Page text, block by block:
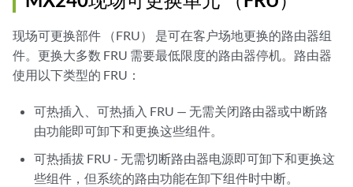
现场可更换部件 （FRU） 是可在客户场地更换的路由器组
件。更换大多数 FRU 需要最低限度的路由器停机。路由器
使用以下类型的 FRU：
可热插入、可热插入 FRU — 无需关闭路由器或中断路
由功能即可卸下和更换这些组件。
可热插拔 FRU - 无需切断路由器电源即可卸下和更换这
些组件，但系统的路由功能在卸下组件时中断。